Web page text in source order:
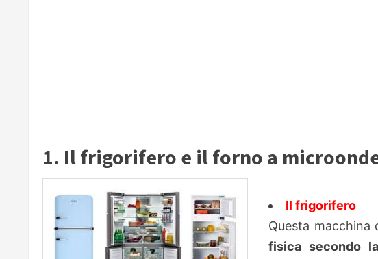
1. Il frigorifero e il forno a
Il frigorifero
Questa
fisica secondo